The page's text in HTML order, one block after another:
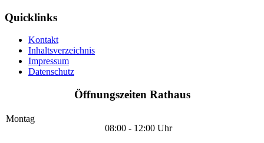
Quicklinks
Kontakt
Inhaltsverzeichnis
Impressum
Datenschutz
Öffnungszeiten Rathaus
Montag
08:00 - 12:00 Uhr